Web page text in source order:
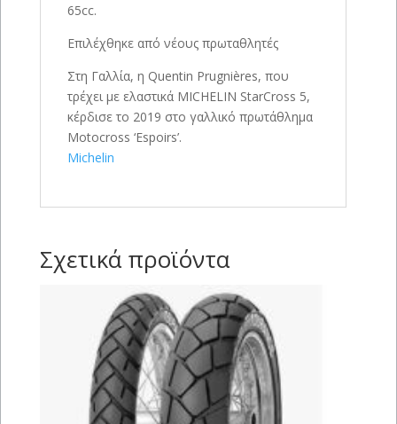
65cc.
Επιλέχθηκε από νέους πρωταθλητές
Στη Γαλλία, η Quentin Prugnières, που
τρέχει με ελαστικά MICHELIN StarCross 5,
κέρδισε το 2019 στο γαλλικό πρωτάθλημα
Motocross ‘Espoirs’.
Michelin
Σχετικά προϊόντα